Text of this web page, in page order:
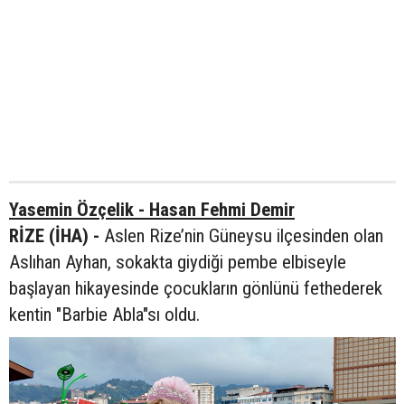
Yasemin Özçelik - Hasan Fehmi Demir
RİZE (İHA) - Aslen Rize’nin Güneysu ilçesinden olan
Aslıhan Ayhan, sokakta giydiği pembe elbiseyle
başlayan hikayesinde çocukların gönlünü fethederek
kentin "Barbie Abla"sı oldu.